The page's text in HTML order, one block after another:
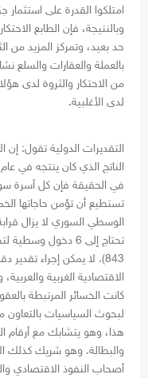
امتلكوا القدرة على استثمار
وبالنتيجة، فإن الطابع
حد بعيد، وتمركز المزيد من
بالعملة والعقارات والسلع
من الاحتكار والثروة لدى
لدى الأغلبية.
تستطيع أن تؤمن حاجاتها
تحتاج إلى 6 دخول
843). لا يمكن إجراء
هذا، وهو يتشابك مع أرقام
والبطالة. وهو شريك كذلك
أصحاب النفوذ الاقتصادي